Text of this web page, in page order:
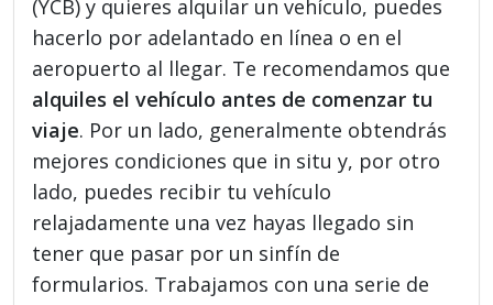
(YCB) y quieres alquilar un vehículo, puedes
hacerlo por adelantado en línea o en el
aeropuerto al llegar. Te recomendamos que
alquiles el vehículo antes de comenzar tu
viaje. Por un lado, generalmente obtendrás
mejores condiciones que in situ y, por otro
lado, puedes recibir tu vehículo
relajadamente una vez hayas llegado sin
tener que pasar por un sinfín de
formularios. Trabajamos con una serie de